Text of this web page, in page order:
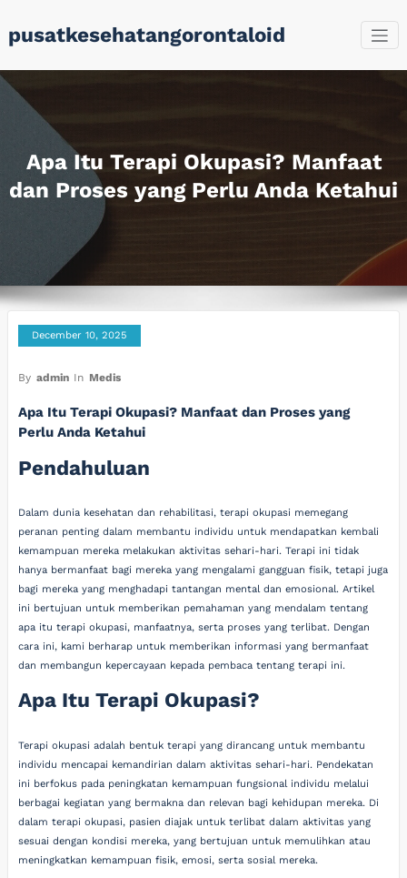
to
content
pusatkesehatangorontaloid
Apa Itu Terapi Okupasi? Manfaat
dan Proses yang Perlu Anda Ketahui
December 10, 2025
By admin In Medis
Apa Itu Terapi Okupasi? Manfaat dan Proses yang
Perlu Anda Ketahui
Pendahuluan
Dalam dunia kesehatan dan rehabilitasi, terapi okupasi memegang
peranan penting dalam membantu individu untuk mendapatkan kembali
kemampuan mereka melakukan aktivitas sehari-hari. Terapi ini tidak
hanya bermanfaat bagi mereka yang mengalami gangguan fisik, tetapi juga
bagi mereka yang menghadapi tantangan mental dan emosional. Artikel
ini bertujuan untuk memberikan pemahaman yang mendalam tentang
apa itu terapi okupasi, manfaatnya, serta proses yang terlibat. Dengan
cara ini, kami berharap untuk memberikan informasi yang bermanfaat
dan membangun kepercayaan kepada pembaca tentang terapi ini.
Apa Itu Terapi Okupasi?
Terapi okupasi adalah bentuk terapi yang dirancang untuk membantu
individu mencapai kemandirian dalam aktivitas sehari-hari. Pendekatan
ini berfokus pada peningkatan kemampuan fungsional individu melalui
berbagai kegiatan yang bermakna dan relevan bagi kehidupan mereka. Di
dalam terapi okupasi, pasien diajak untuk terlibat dalam aktivitas yang
sesuai dengan kondisi mereka, yang bertujuan untuk memulihkan atau
meningkatkan kemampuan fisik, emosi, serta sosial mereka.